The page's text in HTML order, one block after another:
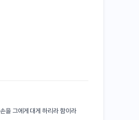
을 그에게 대게 하리라 함이라